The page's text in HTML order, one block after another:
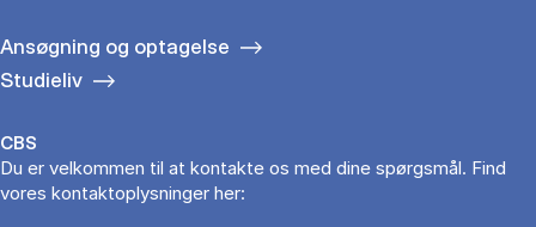
Ansøgning og optagelse
Studieliv
CBS
Du er velkommen til at kontakte os med dine spørgsmål. Find
vores kontaktoplysninger her: